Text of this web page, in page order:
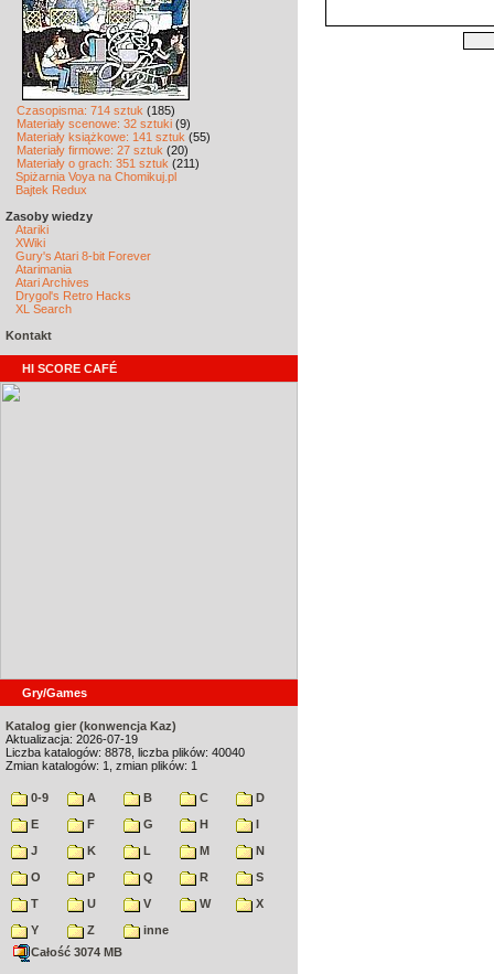
Czasopisma: 714 sztuk (185)
Materiały scenowe: 32 sztuki (9)
Materiały książkowe: 141 sztuk (55)
Materiały firmowe: 27 sztuk (20)
Materiały o grach: 351 sztuk (211)
Spiżarnia Voya na Chomikuj.pl
Bajtek Redux
Zasoby wiedzy
Atariki
XWiki
Gury's Atari 8-bit Forever
Atarimania
Atari Archives
Drygol's Retro Hacks
XL Search
Kontakt
HI SCORE CAFÉ
Gry/Games
Katalog gier (konwencja Kaz)
Aktualizacja: 2026-07-19
Liczba katalogów: 8878, liczba plików: 40040
Zmian katalogów: 1, zmian plików: 1
0-9 A B C
D
E
F G H
I
J
K L M
N
O
P Q R
S
T
U V W
X
Y
Z
inne
Całość 3074 MB